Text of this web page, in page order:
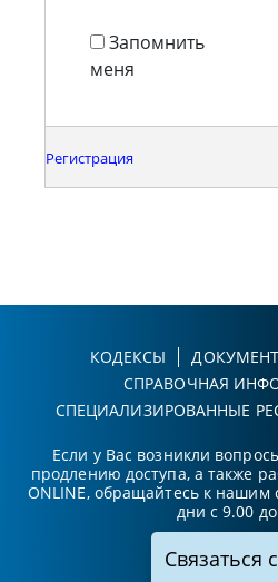
Запомнить
меня
Регистрация
КОДЕКСЫ
СПРАВОЧНАЯ
СПЕЦИАЛИЗИРОВАННЫЕ
Если у Вас возникли
продлению доступа, а также
ONLINE, обращайтесь к нашим
дни с 9.00
Связаться